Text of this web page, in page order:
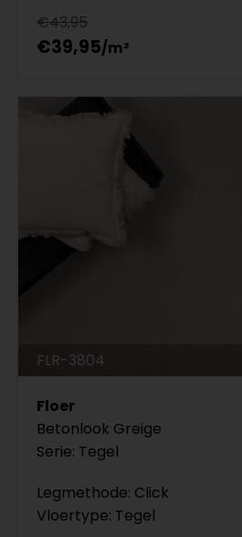
€43,95
€39,95
FLR-3804
Floer
Betonlook Greige
Serie: Tegel
Legmethode: Click
Vloertype: Tegel